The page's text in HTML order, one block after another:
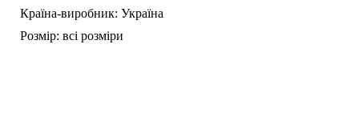
Країна-виробник: Україна
Розмір: всі розміри